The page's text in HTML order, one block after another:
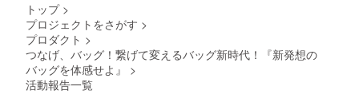
る可能
性もご
トップ >
プロジェクトをさがす >
プロダクト >
つなげ、バッグ！繋げて変えるバッグ新時代！『新発想の
バッグを体感せよ』
>
活動報告一覧